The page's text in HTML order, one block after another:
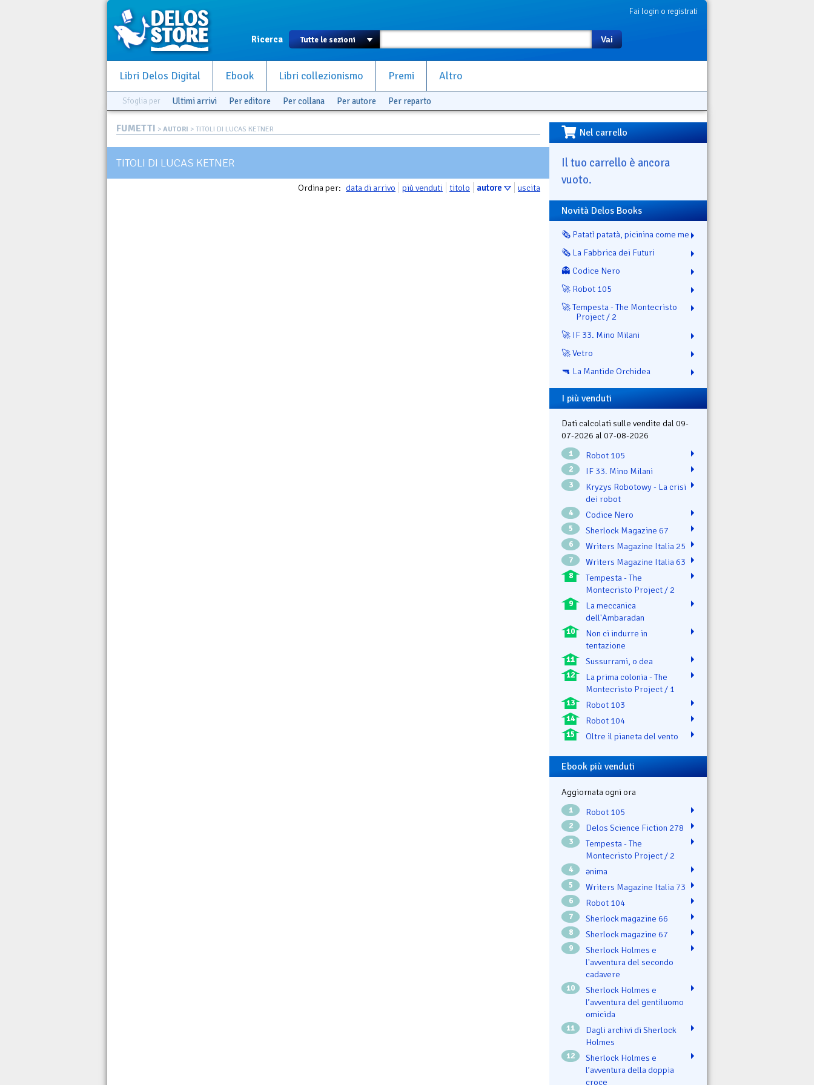
Fai login o registrati
Ricerca Vai
Libri Delos Digital Ebook Libri collezionismo Premi Altro
Sfoglia per Ultimi arrivi Per editore Per collana Per autore Per reparto
FUMETTI > AUTORI > TITOLI DI LUCAS KETNER
TITOLI DI LUCAS KETNER
Ordina per: data di arrivo più venduti titolo autore uscita
Nel carrello
Il tuo carrello è ancora
vuoto.
Novità Delos Books
🗞️ Patatì patatà, picinina come me
🗞️ La Fabbrica dei Futuri
👻 Codice Nero
🚀 Robot 105
🚀 Tempesta - The Montecristo
Project / 2
🚀 IF 33. Mino Milani
🚀 Vetro
🔫 La Mantide Orchidea
I più venduti
Dati calcolati sulle vendite dal 09-
07-2026 al 07-08-2026
1 Robot 105
2 IF 33. Mino Milani
3
Kryzys Robotowy - La crisi
dei robot
4 Codice Nero
5 Sherlock Magazine 67
6 Writers Magazine Italia 25
7 Writers Magazine Italia 63
8
Tempesta - The
Montecristo Project / 2
9
La meccanica
dell'Ambaradan
10
Non ci indurre in
tentazione
11 Sussurrami, o dea
12
La prima colonia - The
Montecristo Project / 1
13 Robot 103
14 Robot 104
15 Oltre il pianeta del vento
Ebook più venduti
Aggiornata ogni ora
1 Robot 105
2 Delos Science Fiction 278
3
Tempesta - The
Montecristo Project / 2
4 ənima
5 Writers Magazine Italia 73
6 Robot 104
7 Sherlock magazine 66
8 Sherlock magazine 67
9
Sherlock Holmes e
l'avventura del secondo
cadavere
10
Sherlock Holmes e
l’avventura del gentiluomo
omicida
11
Dagli archivi di Sherlock
Holmes
12
Sherlock Holmes e
l’avventura della doppia
croce